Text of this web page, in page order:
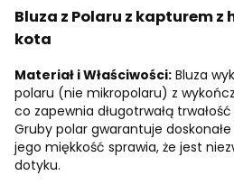
Bluza z Polaru z kapturem
kota
Materiał i Właściwości: Bluza
polaru (nie mikropolaru) z
co zapewnia długotrwałą
Gruby polar gwarantuje
jego miękkość sprawia, że jest
dotyku.